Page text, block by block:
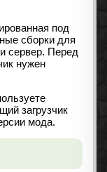
под
сборки для
сервер. Перед
нужен
загрузчик
мода.